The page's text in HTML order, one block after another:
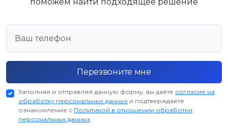
Перезвоните мне
Заполняя и отправляя данную форму, вы даёте согласие на
обработку персональных данных и подтверждаете
ознакомление с Политикой в отношении обработки
персональных данных